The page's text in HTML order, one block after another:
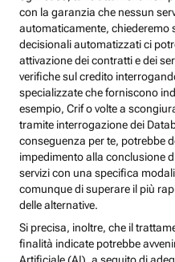
con la garanzia che nessun
automaticamente, chiederemo
decisionali automatizzati ci
attivazione dei contratti e dei
verifiche sul credito
specializzate che forniscono
esempio, Crif o volte a
tramite interrogazione dei
conseguenza per te, potrebbe
impedimento alla conclusione
servizi con una specifica
comunque di superare il più
delle alternative.
Si precisa, inoltre, che il
finalità indicate potrebbe